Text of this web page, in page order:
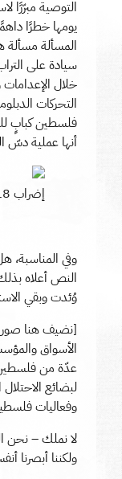
التوصية مبرّرًا
يومها خطرًا
المسألة
خلال الإعدامات
التحركات
فلسطين كبابٍ
أنها عملية دسّ
إضراب 18 أيار 2021 (صورة من تويتر)
وفي المناسبة،
النص أعلاه
وُئدت وبقي
الأسواق
عدّة من فلسطين
لبضائع
وفعاليات
لا نملك – نحن
ولكننا أبصرنا